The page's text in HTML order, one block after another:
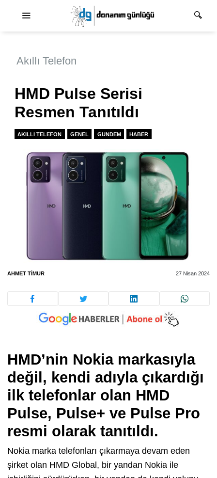
Akıllı Telefon
HMD Pulse Serisi
Resmen Tanıtıldı
AKILLI TELEFON GENEL GUNDEM HABER
AHMET TIMUR 27 Nisan 2024
HMD’nin Nokia markasıyla
değil, kendi adıyla çıkardığı
ilk telefonlar olan HMD
Pulse, Pulse+ ve Pulse Pro
resmi olarak tanıtıldı.
Nokia marka telefonları çıkarmaya devam eden
şirket olan HMD Global, bir yandan Nokia ile